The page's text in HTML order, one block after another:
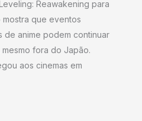
Reawakening para
mostra que eventos
de anime podem continuar
fora do Japão.
aos cinemas em